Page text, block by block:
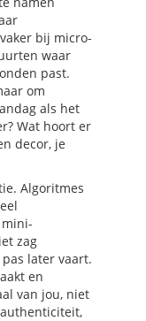
bij micro-
waar
past.
om
als het
Wat hoort er
decor, je
Algoritmes
zag
later vaart.
en
van jou, niet